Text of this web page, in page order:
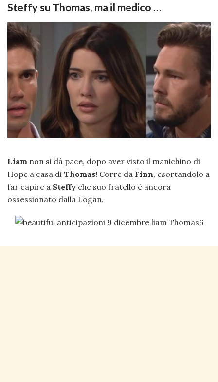
Steffy su Thomas, ma il medico …
Liam non si dà pace, dopo aver visto il manichino di
Hope a casa di Thomas! Corre da Finn, esortandolo a
far capire a Steffy che suo fratello è ancora
ossessionato dalla Logan.